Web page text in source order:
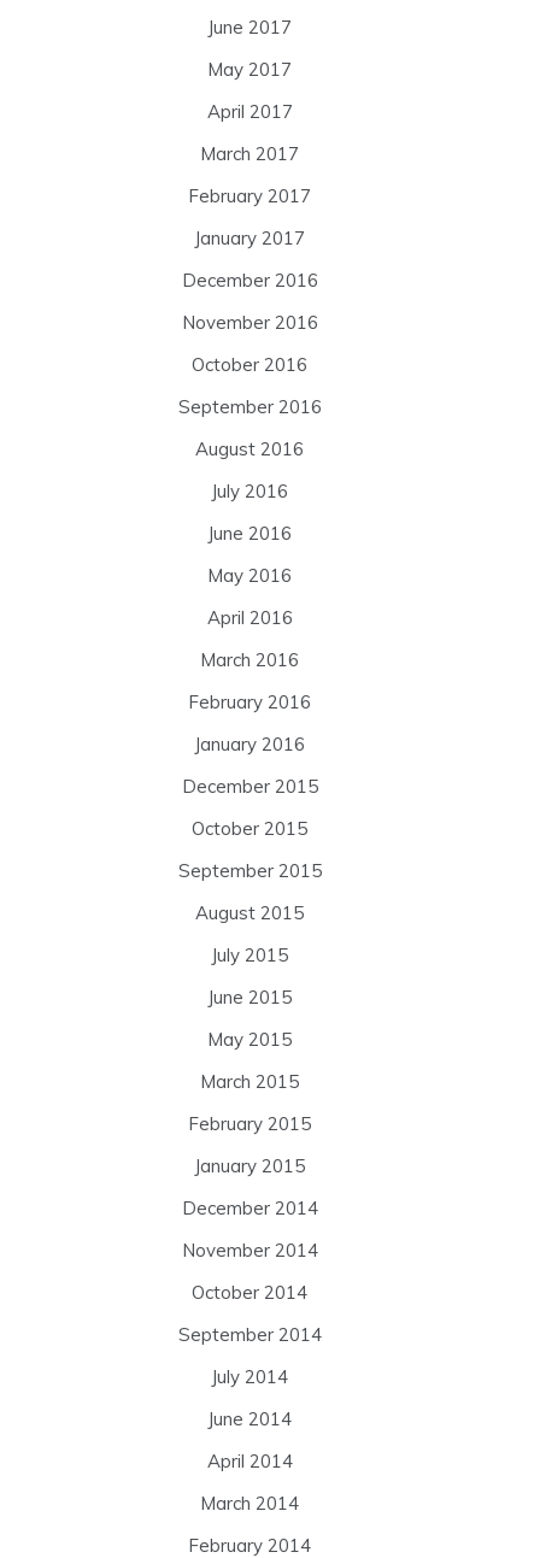
June 2017
May 2017
April 2017
March 2017
February 2017
January 2017
December 2016
November 2016
October 2016
September 2016
August 2016
July 2016
June 2016
May 2016
April 2016
March 2016
February 2016
January 2016
December 2015
October 2015
September 2015
August 2015
July 2015
June 2015
May 2015
March 2015
February 2015
January 2015
December 2014
November 2014
October 2014
September 2014
July 2014
June 2014
April 2014
March 2014
February 2014